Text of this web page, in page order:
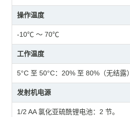
操作温度
-10℃ ～ 70℃
工作温度
5°C 至 50°C：20% 至 80%（无结露）
发射机电源
1/2 AA 氯化亚硫酰锂电池：2 节。